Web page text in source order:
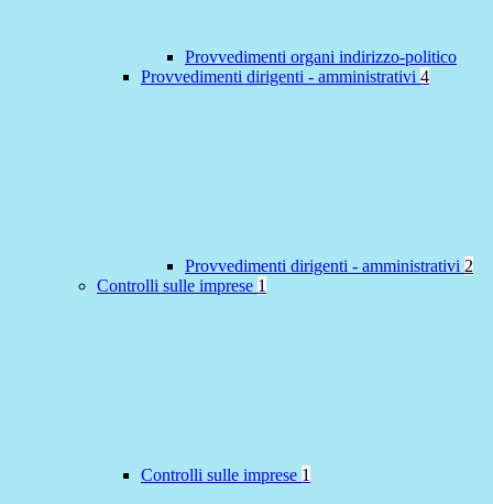
Provvedimenti organi indirizzo-politico
Provvedimenti dirigenti - amministrativi 4
Provvedimenti dirigenti - amministrativi 2
Controlli sulle imprese 1
Controlli sulle imprese 1